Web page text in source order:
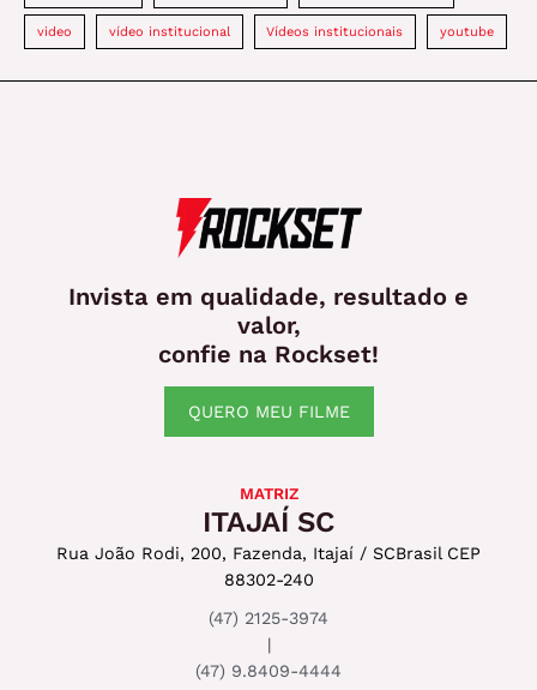
video vídeo institucional Vídeos institucionais youtube
Invista em qualidade, resultado e
valor,
confie na Rockset!
QUERO MEU FILME
MATRIZ
ITAJAÍ SC
Rua João Rodi, 200, Fazenda, Itajaí / SCBrasil CEP
88302-240
(47) 2125-3974
|
(47) 9.8409-4444